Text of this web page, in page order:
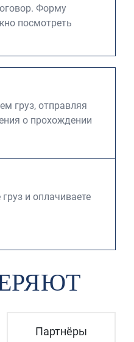
Форму
посмотреть
груз, отправляя
о прохождении
и оплачиваете
Партнёры